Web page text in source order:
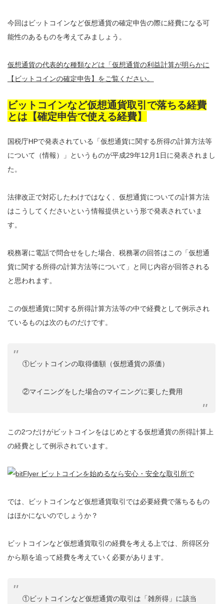
今回はビットコインなど仮想通貨の確定申告の際に経費になる可
能性のあるものを考えてみましょう。
仮想通貨の代表的な種類などは「仮想通貨の利益計算が明らかに
【ビットコインの確定申告】をご覧ください。
ビットコインなど仮想通貨取引で落ちる経費
とは【確定申告で使える経費】
国税庁HPで発表されている「仮想通貨に関する所得の計算方法等
について（情報）」というものが平成29年12月1日に発表されまし
た。
法律改正で対応したわけではなく、仮想通貨についての計算方法
はこうしてくださいという情報提供という形で発表されていま
す。
税務署に電話で問合せをした場合、税務署の回答はこの「仮想通
貨に関する所得の計算方法等について」と同じ内容が回答される
と思われます。
この仮想通貨に関する所得計算方法等の中で経費として例示され
ているものは次のものだけです。
①ビットコインの取得価額（仮想通貨の原価）
②マイニングをした場合のマイニングに要した費用
この2つだけがビットコインをはじめとする仮想通貨の所得計算上
の経費として例示されています。
では、ビットコインなど仮想通貨取引では必要経費で落ちるもの
はほかにないのでしょうか？
ビットコインなど仮想通貨取引の経費を考える上では、所得区分
から順を追って経費を考えていく必要があります。
①ビットコインなど仮想通貨の取引は「雑所得」に該当